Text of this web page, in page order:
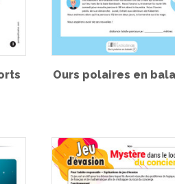
Ours polaires en